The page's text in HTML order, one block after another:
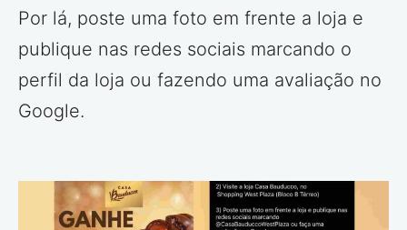
Por lá, poste uma foto em frente a loja e
publique nas redes sociais marcando o
perfil da loja ou fazendo uma avaliação no
Google.